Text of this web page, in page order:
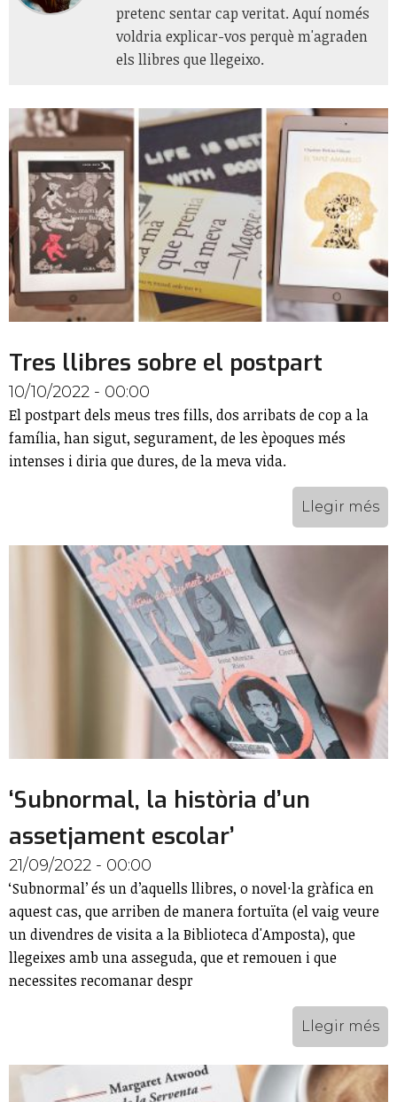
pretenc sentar cap veritat. Aquí només
voldria explicar-vos perquè m'agraden
els llibres que llegeixo.
Tres llibres sobre el postpart
10/10/2022 - 00:00
El postpart dels meus tres fills, dos arribats de cop a la
família, han sigut, segurament, de les èpoques més
intenses i diria que dures, de la meva vida.
Llegir més
‘Subnormal, la història d’un
assetjament escolar’
21/09/2022 - 00:00
‘Subnormal’ és un d’aquells llibres, o novel·la gràfica en
aquest cas, que arriben de manera fortuïta (el vaig veure
un divendres de visita a la Biblioteca d'Amposta), que
llegeixes amb una asseguda, que et remouen i que
necessites recomanar despr
Llegir més